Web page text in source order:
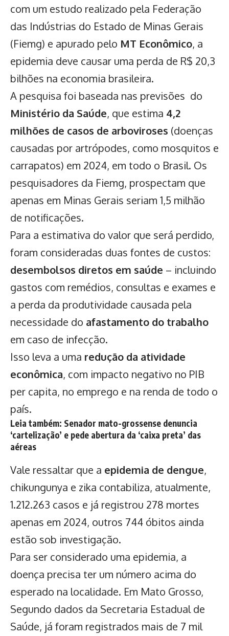
com um estudo realizado pela Federação
das Indústrias do Estado de Minas Gerais
(Fiemg) e apurado pelo MT Econômico, a
epidemia deve causar uma perda de R$ 20,3
bilhões na economia brasileira.
A pesquisa foi baseada nas previsões do
Ministério da Saúde, que estima 4,2
milhões de casos de arboviroses (doenças
causadas por artrópodes, como mosquitos e
carrapatos) em 2024, em todo o Brasil. Os
pesquisadores da Fiemg, prospectam que
apenas em Minas Gerais seriam 1,5 milhão
de notificações.
Para a estimativa do valor que será perdido,
foram consideradas duas fontes de custos:
desembolsos diretos em saúde – incluindo
gastos com remédios, consultas e exames e
a perda da produtividade causada pela
necessidade do afastamento do trabalho
em caso de infecção.
Isso leva a uma redução da atividade
econômica, com impacto negativo no PIB
per capita, no emprego e na renda de todo o
país.
Leia também: Senador mato-grossense denuncia
‘cartelização’ e pede abertura da ‘caixa preta’ das
aéreas
Vale ressaltar que a epidemia de dengue,
chikungunya e zika contabiliza, atualmente,
1.212.263 casos e já registrou 278 mortes
apenas em 2024, outros 744 óbitos ainda
estão sob investigação.
Para ser considerado uma epidemia, a
doença precisa ter um número acima do
esperado na localidade. Em Mato Grosso,
Segundo dados da Secretaria Estadual de
Saúde, já foram registrados mais de 7 mil